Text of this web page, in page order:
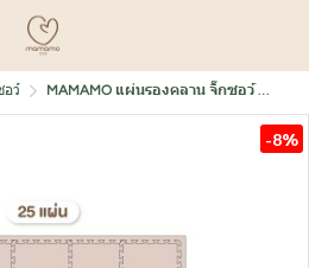
อว์ MAMAMO แผ่นรองคลาน จิ๊กซอว์ ขนาด 30x30 cm. หนา 1.4 cm.
-8%